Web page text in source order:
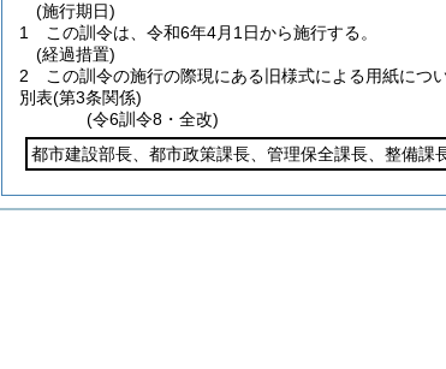
(施行期日)
1
この訓令は、令和6年4月1日から施行する。
(経過措置)
2
この訓令の施行の際現にある旧様式による用紙につ
別表(第3条関係)
(令6訓令8・全改)
都市建設部長、都市政策課長、管理保全課長、整備